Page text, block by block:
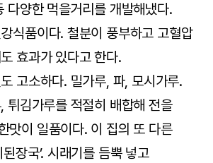
다양한 먹을거리를 개발해냈다.
식품이다. 철분이 풍부하고 고혈압
효과가 있다고 한다.
고소하다. 밀가루, 파, 모시가루.
튀김가루를 적절히 배합해 전을
맛이 일품이다. 이 집의 또 다른
장국’. 시래기를 듬뿍 넣고